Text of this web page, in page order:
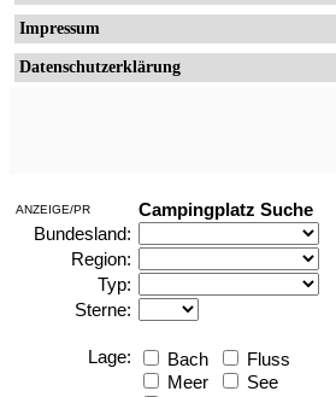
Impressum
Datenschutzerklärung